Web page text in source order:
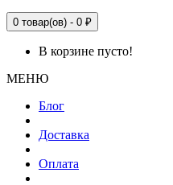
0 товар(ов) - 0 ₽
В корзине пусто!
МЕНЮ
Блог
Доставка
Оплата